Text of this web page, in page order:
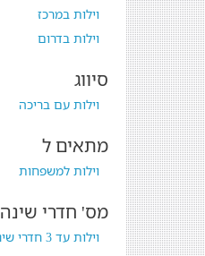
וילות במרכז
וילות בדרום
סיווג
וילות עם בריכה
מתאים ל
וילות למשפחות
מס' חדרי שינה
וילות עד 3 חדרי שינה